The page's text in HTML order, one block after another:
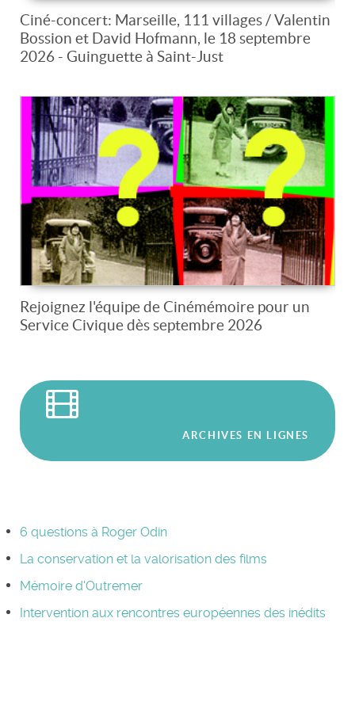
Ciné-concert: Marseille, 111 villages / Valentin
Bossion et David Hofmann, le 18 septembre
2026 - Guinguette à Saint-Just
Rejoignez l'équipe de Cinémémoire pour un
Service Civique dès septembre 2026
ARCHIVES EN LIGNES
6 questions à Roger Odin
La conservation et la valorisation des films
Mémoire d'Outremer
Intervention aux rencontres européennes des inédits